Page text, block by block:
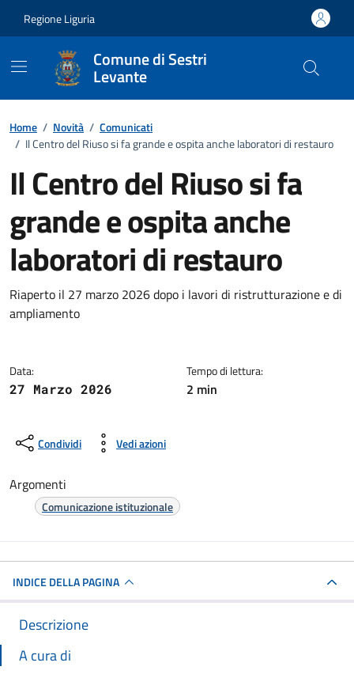
Regione Liguria
Comune di Sestri
Levante
Home / Novità / Comunicati
/ Il Centro del Riuso si fa grande e ospita anche laboratori di restauro
Il Centro del Riuso si fa
grande e ospita anche
laboratori di restauro
Dettagli della notizia
Riaperto il 27 marzo 2026 dopo i lavori di ristrutturazione e di
ampliamento
Data:
27 Marzo 2026
Tempo di lettura:
2 min
Condividi Vedi azioni
Argomenti
Comunicazione istituzionale
INDICE DELLA PAGINA
Descrizione
A cura di